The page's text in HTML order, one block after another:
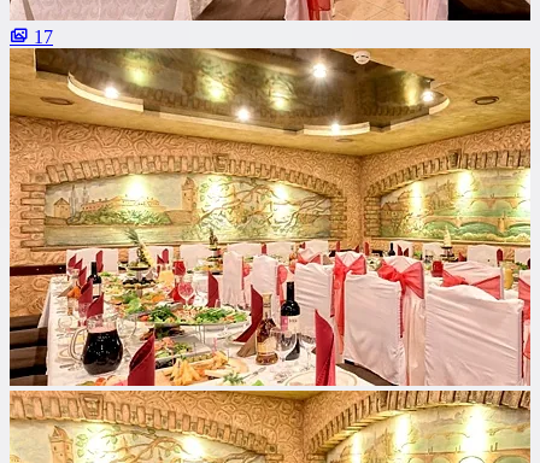
17